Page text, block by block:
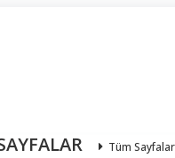
Tüm Sayfalar